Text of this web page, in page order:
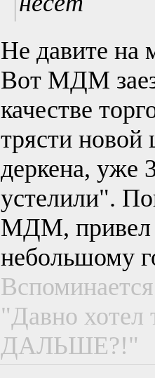
Не давите на
Вот МДМ
качестве
трясти новой
деркена, уже
устелили".
МДМ, привел
небольшому
"Давно
ДАЛЬШЕ?!"